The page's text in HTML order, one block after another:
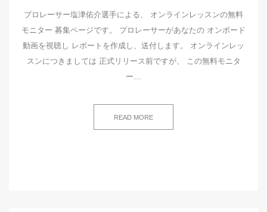
プロレーサー塩津佑介選手による、 オンラインレッスンの無料
モニター 募集ページです。 プロレーサーがあなたの オンボード
動画を視聴し レポートを作成し、送付します。 オンラインレッ
スンにつきましては 正式リリース前ですが、 この無料モニタ
ー…
READ MORE